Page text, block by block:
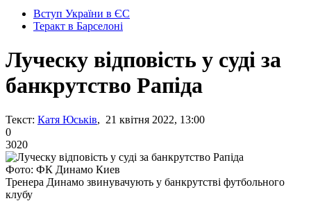
Вступ України в ЄС
Теракт в Барселоні
Луческу відповість у суді за
банкрутство Рапіда
Текст: Катя Юськів, 21 квітня 2022, 13:00
0
3020
Фото: ФК Динамо Киев
Тренера Динамо звинувачують у банкрутстві футбольного
клубу